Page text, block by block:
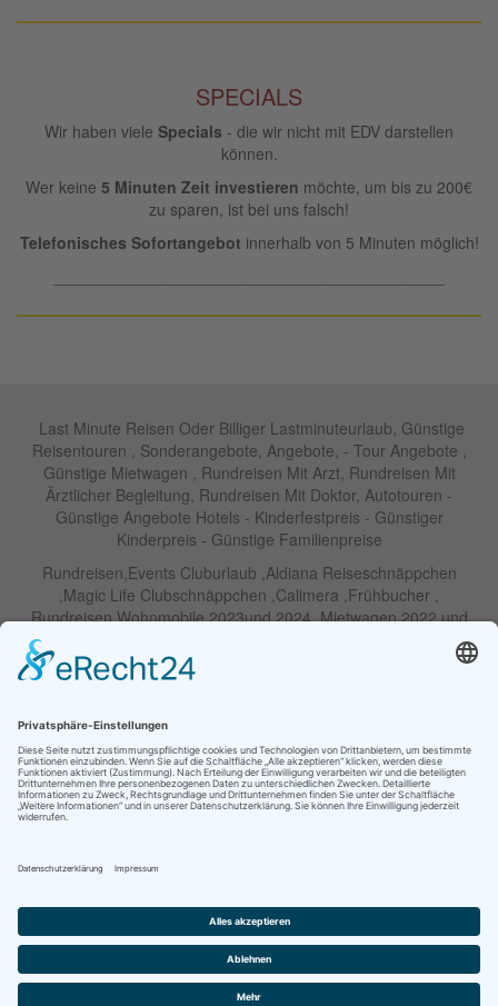
SPECIALS
Wir haben viele Specials - die wir nicht mit EDV darstellen
können.
Wer keine 5 Minuten Zeit investieren möchte, um bis zu 200€
zu sparen, ist bei uns falsch!
Telefonisches Sofortangebot innerhalb von 5 Minuten möglich!
Last Minute Reisen Oder Billiger Lastminuteurlaub, Günstige
Reisentouren , Sonderangebote, Angebote, - Tour Angebote ,
Günstige Mietwagen , Rundreisen Mit Arzt, Rundreisen Mit
Ärztlicher Begleitung, Rundreisen Mit Doktor, Autotouren -
Günstige Angebote Hotels - Kinderfestpreis - Günstiger
Kinderpreis - Günstige Familienpreise
Rundreisen,Events Cluburlaub ,Aldiana Reiseschnäppchen
,Magic Life Clubschnäppchen ,Calimera ,Frühbucher ,
Rundreisen Wohnmobile 2023und 2024 ,Mietwagen 2022 und
Weihnachtreisen 2022 und 2023 , Silvesterreisen 2022 und 2032,
Namibia, Wohnmobile , Billige Angebote, Touren,Angebote Für
Mietwagentouren , Billige Lastminute Angebote Für
Mietwagenrundreisen, Mietwagenreisen ,Selbstfahrertouren
RIU Urlaubs Angebote - RIU Urlaub Schnäppchen - RIU Clubhotel
- Lastminute RIU - Riu Palace Hotels - Robinson Clubs -
Familien Angebote Europa Park Freizeitpark
Partner im Netzwerk Travel on Air